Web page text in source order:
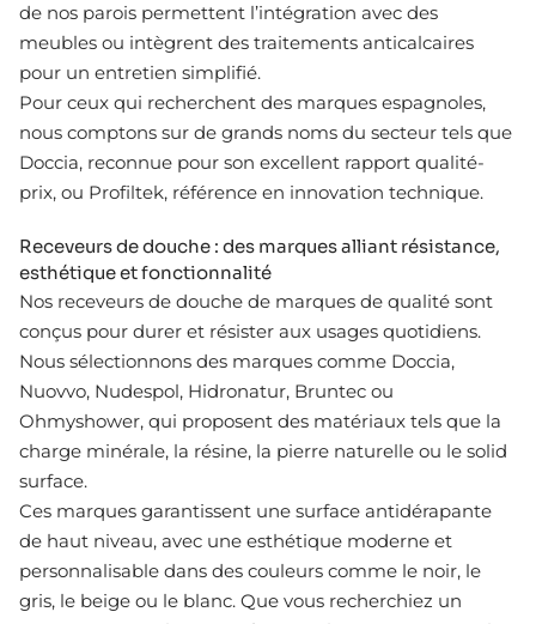
de nos parois permettent l’intégration avec des
meubles ou intègrent des traitements anticalcaires
pour un entretien simplifié.
Pour ceux qui recherchent des marques espagnoles,
nous comptons sur de grands noms du secteur tels que
Doccia, reconnue pour son excellent rapport qualité-
prix, ou Profiltek, référence en innovation technique.
Receveurs de douche : des marques alliant résistance,
esthétique et fonctionnalité
Nos receveurs de douche de marques de qualité sont
conçus pour durer et résister aux usages quotidiens.
Nous sélectionnons des marques comme Doccia,
Nuovvo, Nudespol, Hidronatur, Bruntec ou
Ohmyshower, qui proposent des matériaux tels que la
charge minérale, la résine, la pierre naturelle ou le solid
surface.
Ces marques garantissent une surface antidérapante
de haut niveau, avec une esthétique moderne et
personnalisable dans des couleurs comme le noir, le
gris, le beige ou le blanc. Que vous recherchiez un